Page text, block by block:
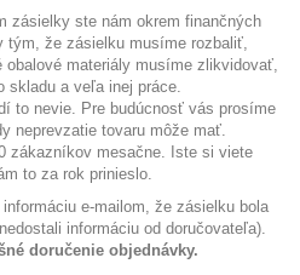
zásielky ste nám okrem finančných
tým, že zásielku musíme rozbaliť,
materiály musíme zlikvidovať,
skladu a veľa inej práce.
to nevie. Pre budúcnosť vás prosíme
neprevzatie tovaru môže mať.
zákazníkov mesačne. Iste si viete
to za rok prinieslo.
e-mailom, že zásielku bola
informáciu od doručovateľa).
doručenie objednávky.